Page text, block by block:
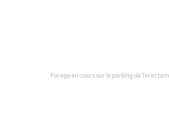
Forage en cours sur le parking de Teractem